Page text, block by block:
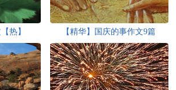
热】 【精华】国庆的事作文9篇